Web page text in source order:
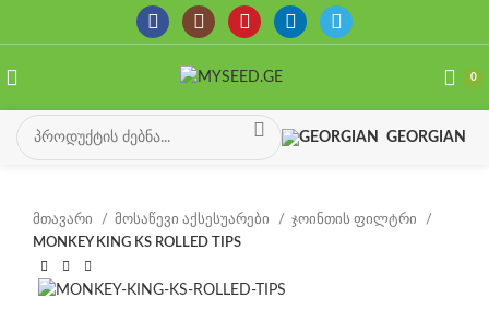
0
GEORGIAN
მთავარი მოსაწევი აქსესუარები
ჯოინთის ფილტრი
MONKEY KING KS ROLLED TIPS